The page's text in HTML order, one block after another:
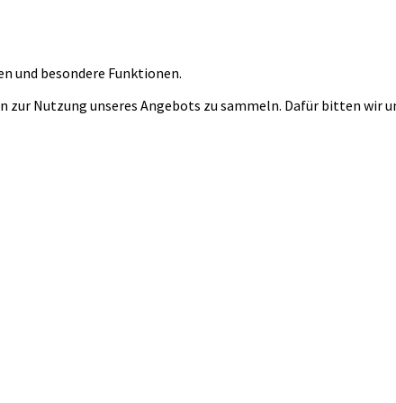
und besondere Funktionen.
Nutzung unseres Angebots zu sammeln. Dafür bitten wir